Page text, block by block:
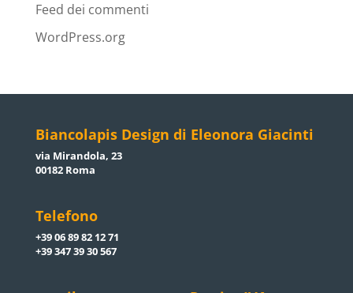
Feed dei commenti
WordPress.org
Biancolapis Design di Eleonora Giacinti
via Mirandola, 23
00182 Roma
Telefono
+39 06 89 82 12 71
+39 347 39 30 567